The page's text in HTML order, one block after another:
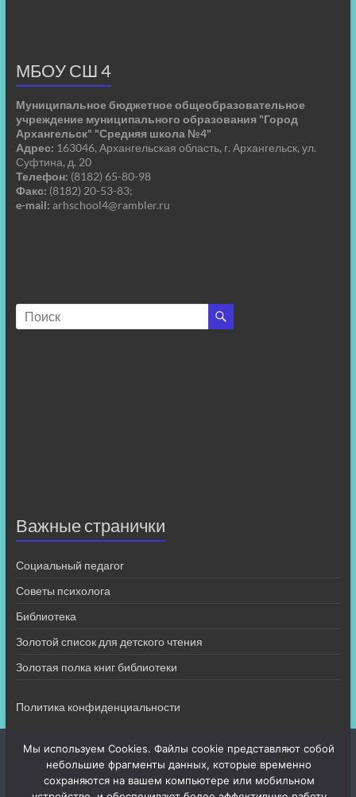
МБОУ СШ 4
Муниципальное бюджетное общеобразовательное
учреждение муниципального образования "Город
Архангельск" "Средняя школа №4"
Адрес: 163046, Архангельская область, г. Архангельск, ул.
Суфтина, д. 20
Телефон: (8182) 65-80-98
Факс: (8182) 20-53-83;
e-mail: arhschool4@rambler.ru
Важные странички
Социальный педагог
Советы психолога
Библиотека
Золотой список для детского чтения
Золотая полка книг библиотеки
Политика конфиденциальности
Мы используем Cookies. Файлы cookie представляют собой
небольшие фрагменты данных, которые временно
сохраняются на вашем компьютере или мобильном